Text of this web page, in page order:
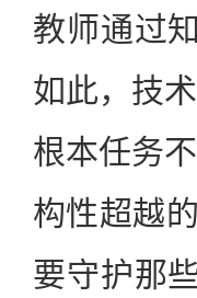
教师通过
如此，技
根本任务
构性超越
要守护那